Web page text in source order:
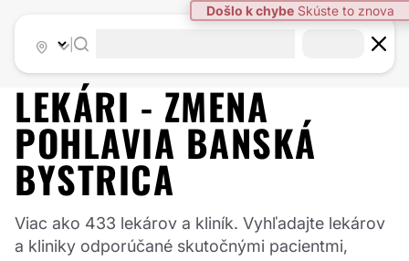
LEKÁRI - ZMENA
POHLAVIA BANSKÁ
BYSTRICA
Viac ako 433 lekárov a kliník. Vyhľadajte lekárov
a kliniky odporúčané skutočnými pacientmi,